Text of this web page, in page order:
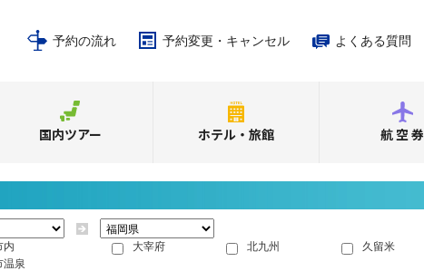
予約の流れ 予約変更・キャンセル よくある質問
国内ツアー ホテル・旅館 航空券
内 大宰府 北九州 久留米
温泉